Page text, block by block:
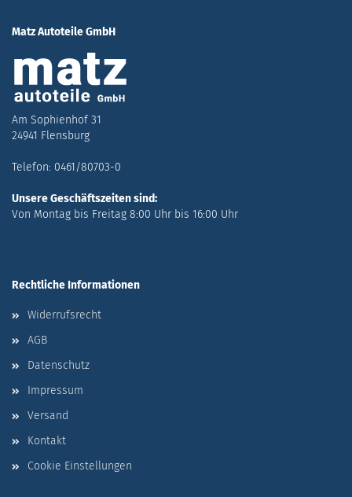
Matz Autoteile GmbH
Am Sophienhof 31
24941 Flensburg
Telefon: 0461/80703-0
Unsere Geschäftszeiten sind:
Von Montag bis Freitag 8:00 Uhr bis 16:00 Uhr
Rechtliche Informationen
Widerrufsrecht
AGB
Datenschutz
Impressum
Versand
Kontakt
Cookie Einstellungen